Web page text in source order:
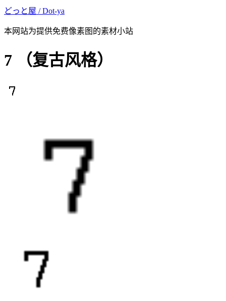
どっと屋 / Dot-ya
本网站为提供免费像素图的素材小站
7 （复古风格）